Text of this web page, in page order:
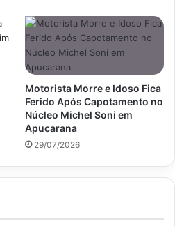
Motorista Morre e Idoso Fica
Ferido Após Capotamento no
Núcleo Michel Soni em
Apucarana
29/07/2026